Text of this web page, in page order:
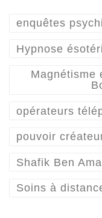
enquêtes
Hypnose
Magnétisme
opérateurs
pouvoir
Shafik Ben
Soins à